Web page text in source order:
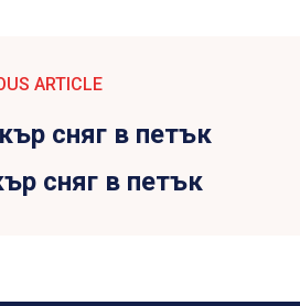
ARTICLE
сняг в петък